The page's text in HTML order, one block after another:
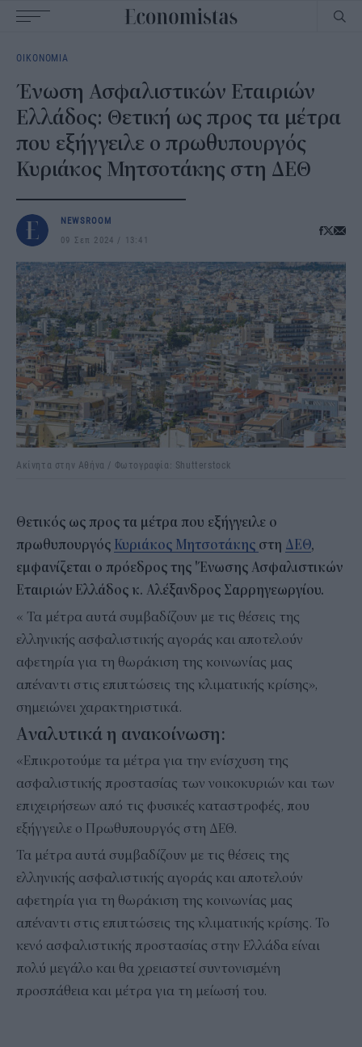
navigation
ΟΙΚΟΝΟΜΙΑ
Ένωση Ασφαλιστικών Εταιριών
Ελλάδος: Θετική ως προς τα μέτρα
που εξήγγειλε ο πρωθυπουργός
Κυριάκος Μητσοτάκης στη ΔΕΘ
NEWSROOM
09 Σεπ 2024
13:41
Ακίνητα στην Αθήνα / Φωτογραφία: Shutterstock
Θετικός ως προς τα μέτρα που εξήγγειλε ο
πρωθυπουργός Κυριάκος Μητσοτάκης στη ΔΕΘ,
εμφανίζεται ο πρόεδρος της 'Ένωσης Ασφαλιστικών
Εταιριών Ελλάδος κ. Αλέξανδρος Σαρρηγεωργίου.
« Τα μέτρα αυτά συμβαδίζουν με τις θέσεις της
ελληνικής ασφαλιστικής αγοράς και αποτελούν
αφετηρία για τη θωράκιση της κοινωνίας μας
απέναντι στις επιπτώσεις της κλιματικής κρίσης»,
σημειώνει χαρακτηριστικά.
Aναλυτικά η ανακοίνωση:
«Επικροτούμε τα μέτρα για την ενίσχυση της
ασφαλιστικής προστασίας των νοικοκυριών και των
επιχειρήσεων από τις φυσικές καταστροφές, που
εξήγγειλε ο Πρωθυπουργός στη ΔΕΘ.
Τα μέτρα αυτά συμβαδίζουν με τις θέσεις της
ελληνικής ασφαλιστικής αγοράς και αποτελούν
αφετηρία για τη θωράκιση της κοινωνίας μας
απέναντι στις επιπτώσεις της κλιματικής κρίσης. Το
κενό ασφαλιστικής προστασίας στην Ελλάδα είναι
πολύ μεγάλο και θα χρειαστεί συντονισμένη
προσπάθεια και μέτρα για τη μείωσή του.